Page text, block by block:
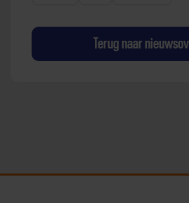
Terug naar